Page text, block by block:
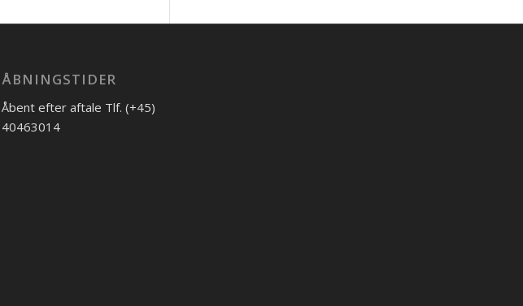
ÅBNINGSTIDER
Åbent efter aftale Tlf. (+45)
40463014